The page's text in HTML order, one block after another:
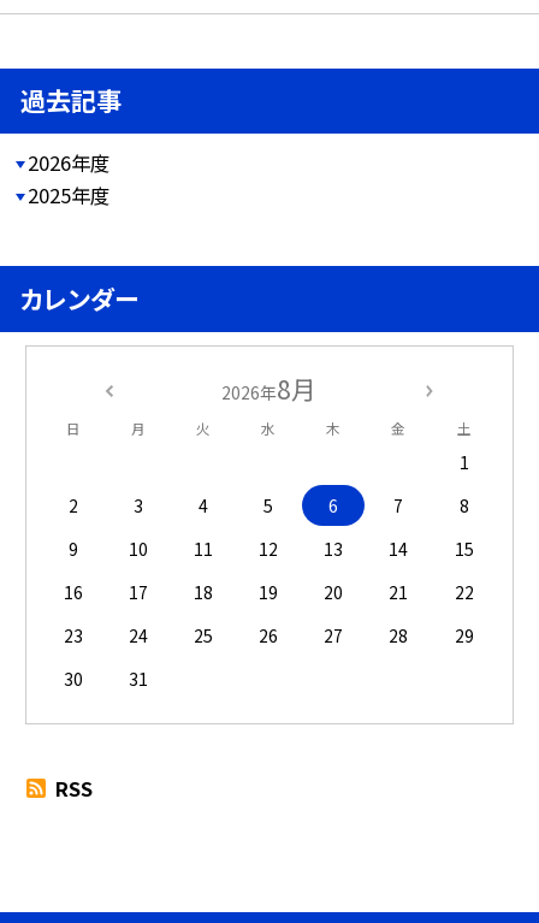
過去記事
2026年度
2025年度
カレンダー
2026年8月
日 月 火 水 木 金 土
1
2
3 4 5 6 7
8
9
10 11 12 13 14
15
16
17 18 19 20 21
22
23
24 25 26 27 28
29
30
31
RSS